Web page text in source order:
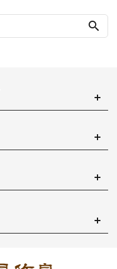
search